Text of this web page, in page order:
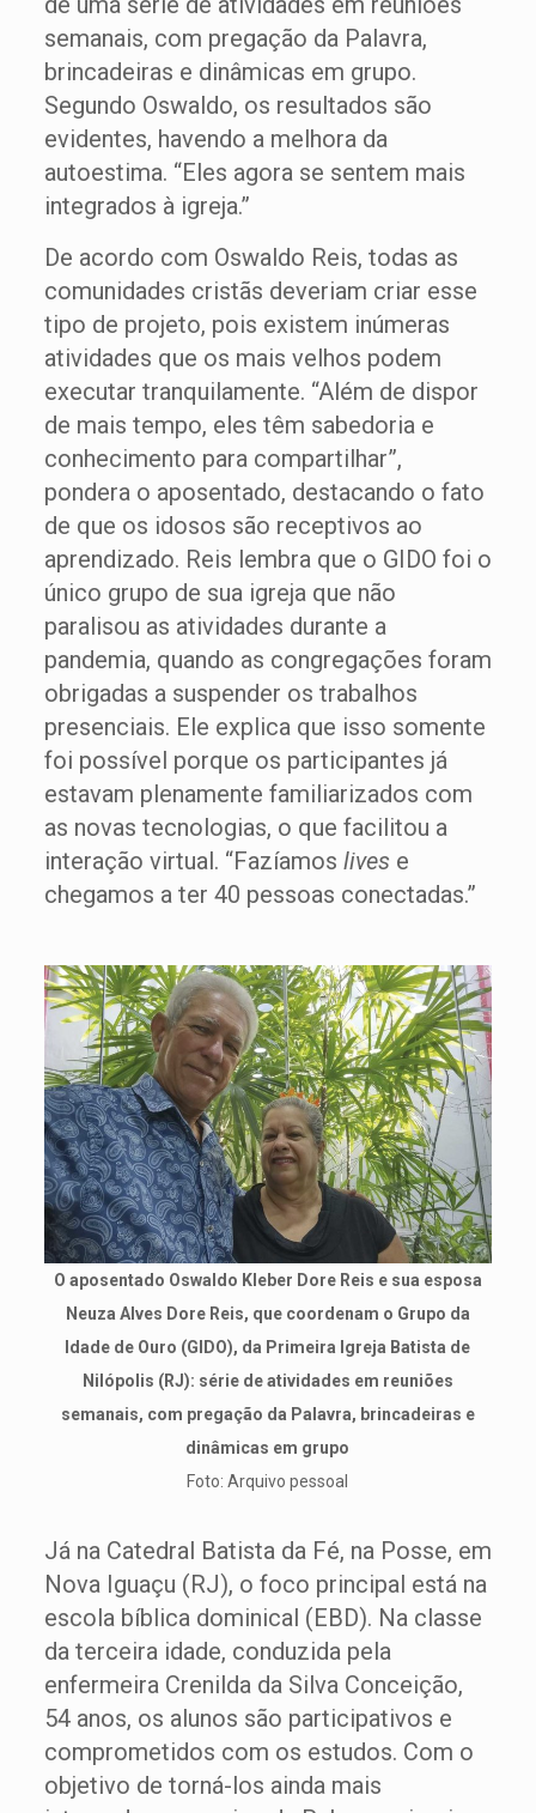
semanais, com pregação da Palavra,
brincadeiras e dinâmicas em grupo.
Segundo Oswaldo, os resultados são
evidentes, havendo a melhora da
autoestima. “Eles agora se sentem mais
integrados à igreja.”
De acordo com Oswaldo Reis, todas as
comunidades cristãs deveriam criar esse
tipo de projeto, pois existem inúmeras
atividades que os mais velhos podem
executar tranquilamente. “Além de dispor
de mais tempo, eles têm sabedoria e
conhecimento para compartilhar”,
pondera o aposentado, destacando o fato
de que os idosos são receptivos ao
aprendizado. Reis lembra que o GIDO foi o
único grupo de sua igreja que não
paralisou as atividades durante a
pandemia, quando as congregações foram
obrigadas a suspender os trabalhos
presenciais. Ele explica que isso somente
foi possível porque os participantes já
estavam plenamente familiarizados com
as novas tecnologias, o que facilitou a
interação virtual. “Fazíamos lives e
chegamos a ter 40 pessoas conectadas.”
O aposentado Oswaldo Kleber Dore Reis e sua esposa
Neuza Alves Dore Reis, que coordenam o Grupo da
Idade de Ouro (GIDO), da Primeira Igreja Batista de
Nilópolis (RJ): série de atividades em reuniões
semanais, com pregação da Palavra, brincadeiras e
dinâmicas em grupo
Foto: Arquivo pessoal
Já na Catedral Batista da Fé, na Posse, em
Nova Iguaçu (RJ), o foco principal está na
escola bíblica dominical (EBD). Na classe
da terceira idade, conduzida pela
enfermeira Crenilda da Silva Conceição,
54 anos, os alunos são participativos e
comprometidos com os estudos. Com o
objetivo de torná-los ainda mais